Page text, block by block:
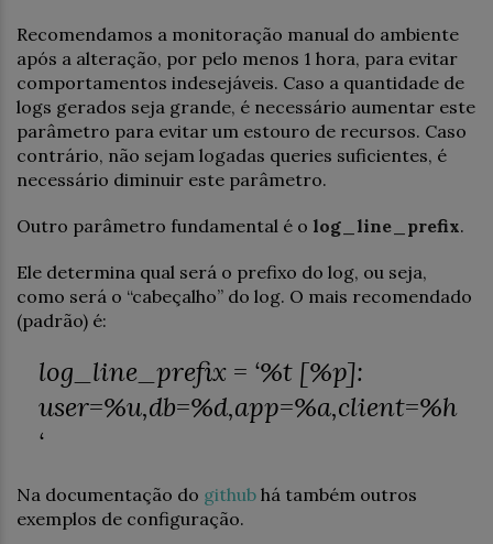
Recomendamos a monitoração manual do ambiente
após a alteração, por pelo menos 1 hora, para evitar
comportamentos indesejáveis. Caso a quantidade de
logs gerados seja grande, é necessário aumentar este
parâmetro para evitar um estouro de recursos. Caso
contrário, não sejam logadas queries suficientes, é
necessário diminuir este parâmetro.
Outro parâmetro fundamental é o log_line_prefix.
Ele determina qual será o prefixo do log, ou seja,
como será o “cabeçalho” do log. O mais recomendado
(padrão) é:
log_line_prefix = ‘%t [%p]:
user=%u,db=%d,app=%a,client=%h
‘
Na documentação do github há também outros
exemplos de configuração.